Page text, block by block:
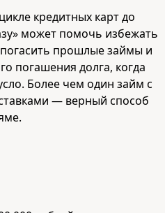
кредитных карт до
может помочь избежать
прошлые займы и
погашения долга, когда
Более чем один займ с
— верный способ